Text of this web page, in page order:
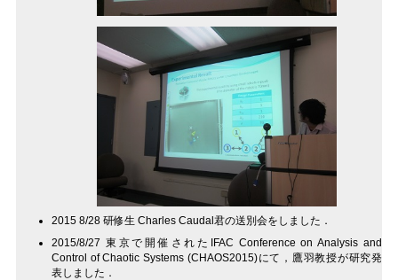
2015 8/28 研修生 Charles Caudal君の送別会をしました．
2015/8/27 東京で開催されたIFAC Conference on Analysis and
Control of Chaotic Systems (CHAOS2015)にて，鷹羽教授が研究発
表しました．